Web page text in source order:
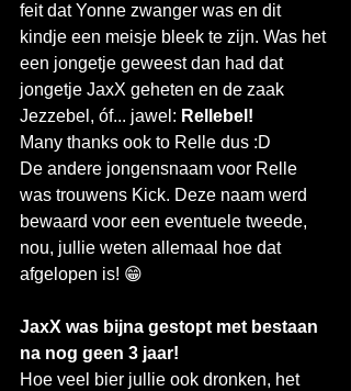
feit dat Yonne zwanger was en dit
kindje een meisje bleek te zijn. Was het
een jongetje geweest dan had dat
jongetje JaxX geheten en de zaak
Jezzebel, óf... jawel: Rellebel!
Many thanks ook to Relle dus :D
De andere jongensnaam voor Relle
was trouwens Kick. Deze naam werd
bewaard voor een eventuele tweede,
nou, jullie weten allemaal hoe dat
afgelopen is! 😁
JaxX was bijna gestopt met bestaan
na nog geen 3 jaar!
Hoe veel bier jullie ook dronken, het